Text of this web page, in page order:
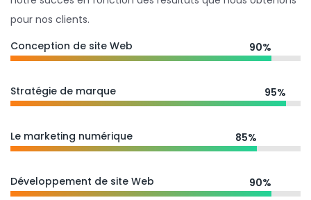
pour nos clients.
Conception de site Web
90%
Stratégie de marque 95%
Le marketing numérique 85%
Développement de site Web 90%